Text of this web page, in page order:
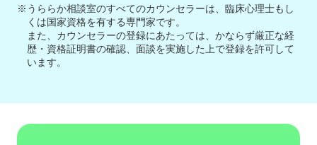
※うららか相談室のすべてのカウンセラーは、臨床心理士もし
くは国家資格を有する専門家です。
また、カウンセラーの登録にあたっては、かならず厳正な経
歴・資格証明書の確認、面談を実施した上で登録を許可して
います。